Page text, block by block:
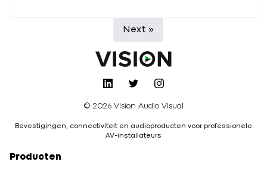
Next »
© 2026 Vision Audio Visual
Bevestigingen, connectiviteit en audioproducten voor professionele
AV-installateurs
Producten